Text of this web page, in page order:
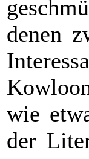
denen
wie
der